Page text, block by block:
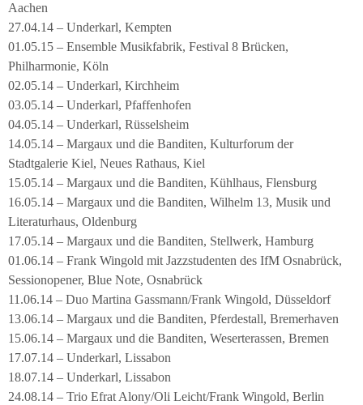
Aachen
27.04.14 – Underkarl, Kempten
01.05.15 – Ensemble Musikfabrik, Festival 8 Brücken,
Philharmonie, Köln
02.05.14 – Underkarl, Kirchheim
03.05.14 – Underkarl, Pfaffenhofen
04.05.14 – Underkarl, Rüsselsheim
14.05.14 – Margaux und die Banditen, Kulturforum der
Stadtgalerie Kiel, Neues Rathaus, Kiel
15.05.14 – Margaux und die Banditen, Kühlhaus, Flensburg
16.05.14 – Margaux und die Banditen, Wilhelm 13, Musik und
Literaturhaus, Oldenburg
17.05.14 – Margaux und die Banditen, Stellwerk, Hamburg
01.06.14 – Frank Wingold mit Jazzstudenten des IfM Osnabrück,
Sessionopener, Blue Note, Osnabrück
11.06.14 – Duo Martina Gassmann/Frank Wingold, Düsseldorf
13.06.14 – Margaux und die Banditen, Pferdestall, Bremerhaven
15.06.14 – Margaux und die Banditen, Weserterassen, Bremen
17.07.14 – Underkarl, Lissabon
18.07.14 – Underkarl, Lissabon
24.08.14 – Trio Efrat Alony/Oli Leicht/Frank Wingold, Berlin